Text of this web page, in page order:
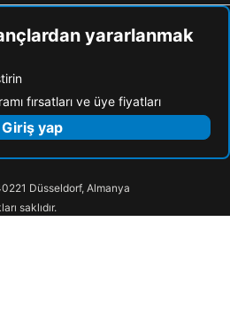
yararlanmak
fırsatları ve üye fiyatları
Giriş yap
Düsseldorf, Almanya
saklıdır.